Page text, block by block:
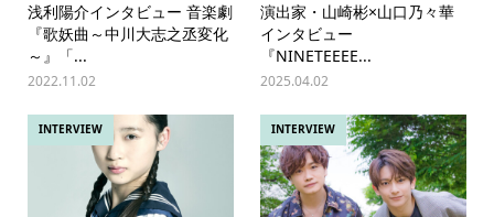
浅利陽介インタビュー 音楽劇
『歌妖曲～中川大志之丞変化
～』「...
2022.11.02
演出家・山崎彬×山口乃々華
インタビュー
『NINETEEEE...
2025.04.02
INTERVIEW INTERVIEW